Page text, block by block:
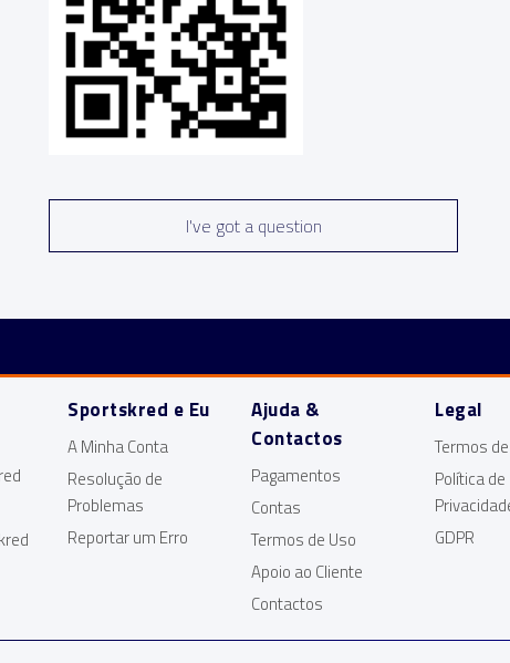
I've got a question
Sportskred e Eu
A Minha Conta
Resolução de
Problemas
Reportar um Erro
Ajuda &
Contactos
Pagamentos
Contas
Termos de Uso
Apoio ao Cliente
Contactos
Legal
Termos
Política de
GDPR